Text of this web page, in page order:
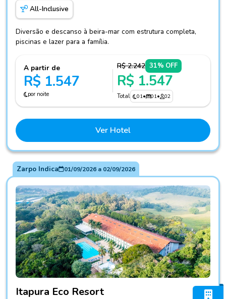
All-Inclusive
Diversão e descanso à beira-mar com estrutura completa,
piscinas e lazer para a família.
A partir de
R$ 1.547
por noite
R$ 2.242 31% OFF
R$ 1.547
Total 01• 01• 02
Ver Hotel
Zarpo Indica 01/09/2026a 02/09/2026
Itapura Eco Resort